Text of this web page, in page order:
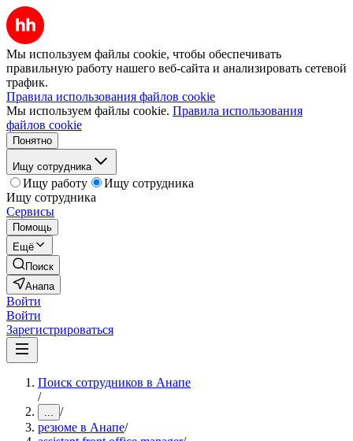
Мы используем файлы cookie, чтобы обеспечивать
правильную работу нашего веб-сайта и анализировать сетевой
трафик.
Правила использования файлов cookie
Мы используем файлы cookie. Правила использования
файлов cookie
Понятно
Ищу сотрудника
Ищу работу
Ищу сотрудника
Ищу сотрудника
Сервисы
Помощь
Ещё
Поиск
Анапа
Войти
Войти
Зарегистрироваться
Поиск сотрудников в Анапе
/
... /
резюме в Анапе/